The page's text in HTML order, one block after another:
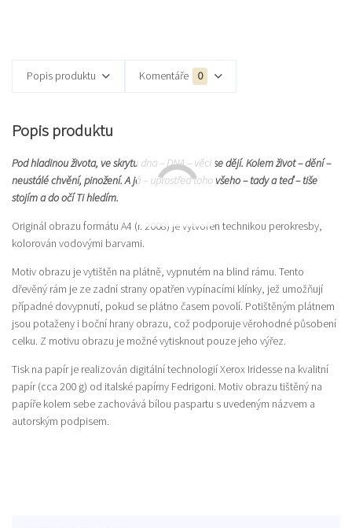
Popis produktu Komentáře 0
Popis produktu
Pod hladinou života, ve skrytu dna – DNA – věci se dějí. Kolem život – dění –
neustálé chvění, pinožení. A já – uprostřed toho všeho – tady a teď – tiše
stojím a do očí Ti hledím.
Originál obrazu formátu A4 (r. 2008) je vytvořen technikou perokresby,
kolorován vodovými barvami.
Motiv obrazu je vytištěn na plátně, vypnutém na blind rámu. Tento
dřevěný rám je ze zadní strany opatřen vypínacími klínky, jež umožňují
případné dovypnutí, pokud se plátno časem povolí. Potištěným plátnem
jsou potaženy i boční hrany obrazu, což podporuje věrohodné působení
celku. Z motivu obrazu je možné vytisknout pouze jeho výřez.
Tisk na papír je realizován digitální technologií Xerox Iridesse na kvalitní
papír (cca 200 g) od italské papírny Fedrigoni. Motiv obrazu tištěný na
papíře kolem sebe zachovává bílou paspartu s uvedeným názvem a
autorským podpisem.